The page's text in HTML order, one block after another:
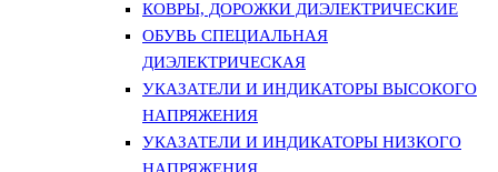
КОВРЫ, ДОРОЖКИ ДИЭЛЕКТРИЧЕСКИЕ
ОБУВЬ СПЕЦИАЛЬНАЯ
ДИЭЛЕКТРИЧЕСКАЯ
УКАЗАТЕЛИ И ИНДИКАТОРЫ ВЫСОКОГО
НАПРЯЖЕНИЯ
УКАЗАТЕЛИ И ИНДИКАТОРЫ НИЗКОГО